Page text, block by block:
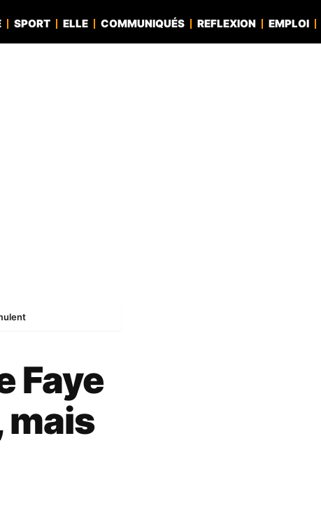
SPORT ELLE COMMUNIQUÉS REFLEXION EMPLOI
Faye
mais